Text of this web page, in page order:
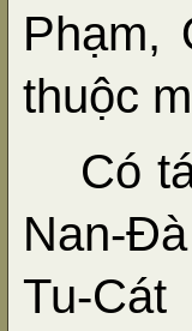
Phạm,
thuộc
Có
Nan-
Tu-